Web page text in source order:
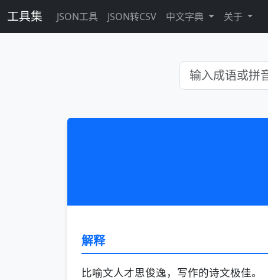
工具集 JSON工具 JSON转CSV 中文字典 关于
解释
比喻文人才思俊逸，写作的诗文极佳。